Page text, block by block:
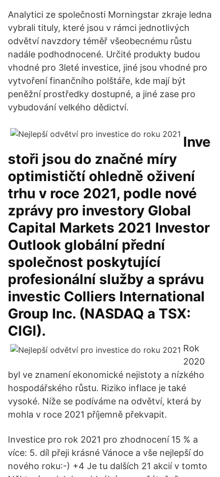
Analytici ze společnosti Morningstar zkraje ledna
vybrali tituly, které jsou v rámci jednotlivých
odvětví navzdory téměř všeobecnému růstu
nadále podhodnocené. Určité produkty budou
vhodné pro 3leté investice, jiné jsou vhodné pro
vytvoření finančního polštáře, kde mají být
peněžní prostředky dostupné, a jiné zase pro
vybudování velkého dědictví.
Inve
stoři jsou do značné míry
optimističtí ohledně oživení
trhu v roce 2021, podle nové
zprávy pro investory Global
Capital Markets 2021 Investor
Outlook globální přední
společnost poskytující
profesionální služby a správu
investic Colliers International
Group Inc. (NASDAQ a TSX:
CIGI).
Rok
2020
byl ve znamení ekonomické nejistoty a nízkého
hospodářského růstu. Riziko inflace je také
vysoké. Níže se podíváme na odvětví, která by
mohla v roce 2021 příjemně překvapit.
Investice pro rok 2021 pro zhodnocení 15 % a
více: 5. díl přeji krásné Vánoce a vše nejlepší do
nového roku:-) +4 Je tu dalších 21 akcií v tomto